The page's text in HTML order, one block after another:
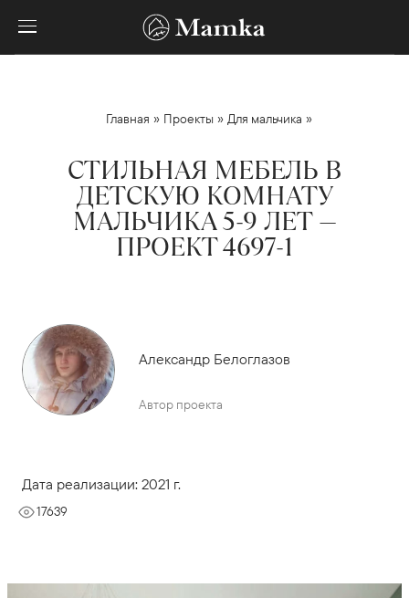
Главная » Проекты » Для мальчика »
СТИЛЬНАЯ МЕБЕЛЬ В
ДЕТСКУЮ КОМНАТУ
МАЛЬЧИКА 5-9 ЛЕТ —
ПРОЕКТ 4697-1
Александр Белоглазов
Автор проекта
Дата реализации: 2021 г.
17639